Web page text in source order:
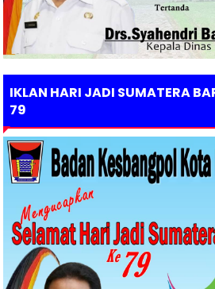
IKLAN HARI JADI SUMATERA
79